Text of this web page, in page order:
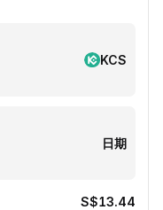
KCS
日期
S$13.44